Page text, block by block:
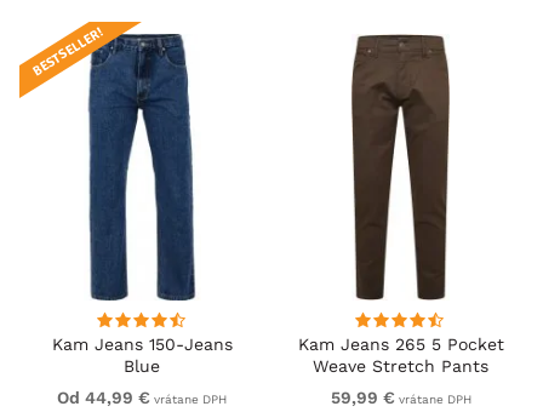
Kam Jeans 150-Jeans
Blue
BESTSELLER!
Od 44,99 € vrátane DPH
Kam Jeans 265 5 Pocket
Weave Stretch Pants
Brown
59,99 € vrátane DPH